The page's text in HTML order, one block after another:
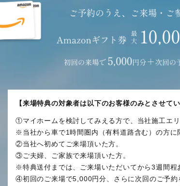
【来場特典の対象者は以下のお客様のみとさせて
①マイホームを検討してみえる方で、当社施工エリ
※当社から車で1時間圏内（有料道路含む）の方に
②当社へ初めてご来場頂いた方。
③ご夫婦、ご家族で来場頂いた方。
※特典送付までは、ご来場いただいてから3週間程
④初回のご来場で5,000円分、さらに次回のご予